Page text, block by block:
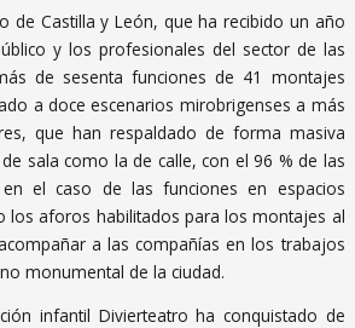
de Castilla y León, que ha recibido un año
y los profesionales del sector de las
de sesenta funciones de 41 montajes
a doce escenarios mirobrigenses a más
que han respaldado de forma masiva
sala como la de calle, con el 96 % de las
en el caso de las funciones en espacios
los aforos habilitados para los montajes al
a las compañías en los trabajos
monumental de la ciudad.
infantil Divierteatro ha conquistado de